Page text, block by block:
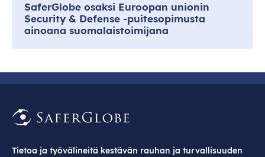
SaferGlobe osaksi Euroopan unionin
Security & Defense -puitesopimusta
ainoana suomalaistoimijana
Tietoa ja työvälineitä kestävän rauhan ja turvallisuuden